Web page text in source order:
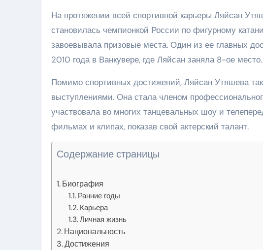
На протяжении всей спортивной карьеры Ляйсан
становилась чемпионкой России по фигурному
завоевывала призовые места. Один из ее главных
2010 года в Ванкувере, где Ляйсан заняла 8-ое место.
Помимо спортивных достижений, Ляйсан Утяшева
выступлениями. Она стала членом
участвовала во многих танцевальных шоу и
фильмах и клипах, показав свой актерский талант.
Содержание страницы
Биография
Ранние годы
Карьера
Личная жизнь
Национальность
Достижения